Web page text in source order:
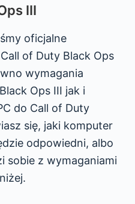
III
oficjalne
of Duty Black Ops
wymagania
Ops III jak i
do Call of Duty
się, jaki komputer
odpowiedni, albo
sobie z wymaganiami